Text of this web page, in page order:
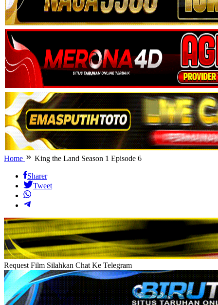
Home King the Land Season 1 Episode 6
Sharer
Tweet
Request Film Silahkan Chat Ke Telegram